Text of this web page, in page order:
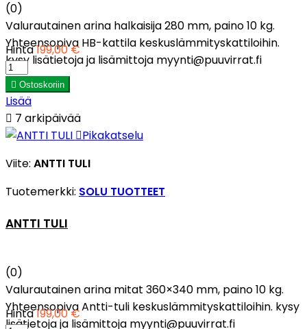
(0)
Valurautainen arina halkaisija 280 mm, paino 10 kg.
Yhteensopiva HB-kattila keskuslämmityskattiloihin.
kysy lisätietoja ja lisämittoja myynti@puuvirrat.fi
Hinta199,00 €
 Ostoskoriin
Lisää
 7 arkipäivää
Pikakatselu
Viite: ANTTI TULI
Tuotemerkki: SOLU TUOTTEET
ANTTI TULI
(0)
Valurautainen arina mitat 360×340 mm, paino 10 kg.
Yhteensopiva Antti-tuli keskuslämmityskattiloihin. kysy
lisätietoja ja lisämittoja myynti@puuvirrat.fi
Hinta199,00 €